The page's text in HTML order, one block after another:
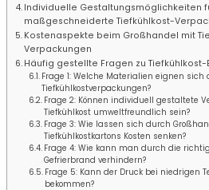
Individuelle Gestaltungsmöglichkeiten
maßgeschneiderte Tiefkühlkost-
Kostenaspekte beim Großhandel mit
Verpackungen
Häufig gestellte Fragen zu Tiefkühlkost-
Frage 1: Welche Materialien eignen
Tiefkühlkostverpackungen?
Frage 2: Können individuell gestaltete
Tiefkühlkost umweltfreundlich sein?
Frage 3: Wie lassen sich durch
Tiefkühlkostkartons Kosten senken?
Frage 4: Wie kann man durch die
Gefrierbrand verhindern?
Frage 5: Kann der Druck bei niedrigen
bekommen?